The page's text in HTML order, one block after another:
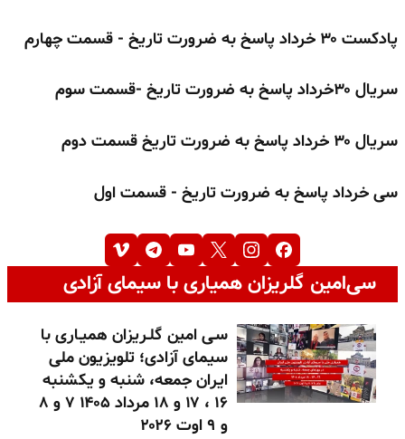
پادکست ۳۰ خرداد پاسخ به ضرورت تاریخ - قسمت چهارم
سریال ۳۰خرداد پاسخ به ضرورت تاریخ -قسمت سوم
سریال ۳۰ خرداد پاسخ به ضرورت تاریخ قسمت دوم
سی خرداد پاسخ به ضرورت تاریخ - قسمت اول
سی‌امین گلریزان همیاری با سیمای آزادی
سـی امین گلـریزان همیـاری با
سیمای آزادی؛ تلویزیون ملی
ایران جمعه، شنبه و یکشنبه
۱۶ ، ۱۷ و ۱۸ مرداد ۱۴۰۵ ۷ و ۸
و ۹ اوت ۲۰۲۶